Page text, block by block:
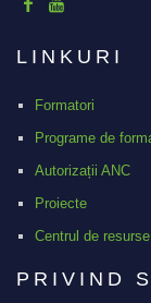
LINKURI
Formatori
Programe de
Autorizații ANC
Proiecte
Centrul de resurse
PRIVIND